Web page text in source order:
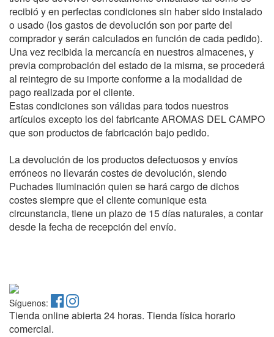
recibió y en perfectas condiciones sin haber sido instalado
o usado (los gastos de devolución son por parte del
comprador y serán calculados en función de cada pedido).
Una vez recibida la mercancía en nuestros almacenes, y
previa comprobación del estado de la misma, se procederá
al reintegro de su importe conforme a la modalidad de
pago realizada por el cliente.
Estas condiciones son válidas para todos nuestros
artículos excepto los del fabricante AROMAS DEL CAMPO
que son productos de fabricación bajo pedido.
La devolución de los productos defectuosos y envíos
erróneos no llevarán costes de devolución, siendo
Puchades Iluminación quien se hará cargo de dichos
costes siempre que el cliente comunique esta
circunstancia, tiene un plazo de 15 días naturales, a contar
desde la fecha de recepción del envío.
Síguenos:
Tienda online abierta 24 horas. Tienda física horario
comercial.